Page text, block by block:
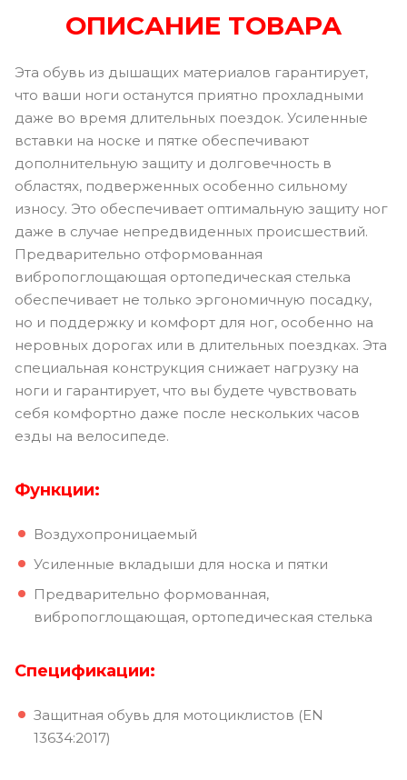
ОПИСАНИЕ ТОВАРА
Эта обувь из дышащих материалов гарантирует,
что ваши ноги останутся приятно прохладными
даже во время длительных поездок. Усиленные
вставки на носке и пятке обеспечивают
дополнительную защиту и долговечность в
областях, подверженных особенно сильному
износу. Это обеспечивает оптимальную защиту ног
даже в случае непредвиденных происшествий.
Предварительно отформованная
вибропоглощающая ортопедическая стелька
обеспечивает не только эргономичную посадку,
но и поддержку и комфорт для ног, особенно на
неровных дорогах или в длительных поездках. Эта
специальная конструкция снижает нагрузку на
ноги и гарантирует, что вы будете чувствовать
себя комфортно даже после нескольких часов
езды на велосипеде.
Функции:
Воздухопроницаемый
Усиленные вкладыши для носка и пятки
Предварительно формованная,
вибропоглощающая, ортопедическая стелька
Спецификации:
Защитная обувь для мотоциклистов (EN
13634:2017)